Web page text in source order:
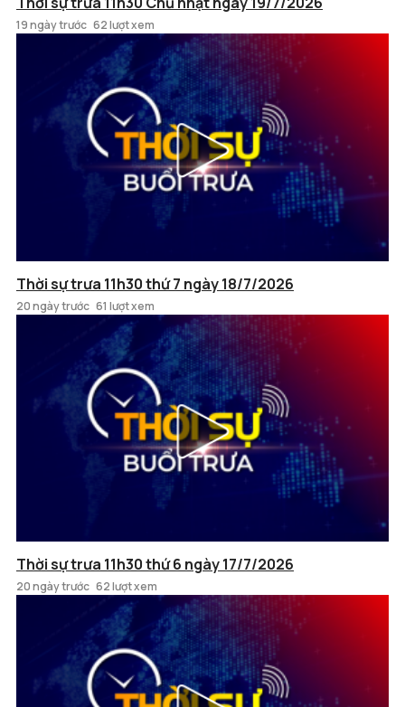
19 ngày trước 62 lượt xem
Thời sự trưa 11h30 thứ 7 ngày 18/7/2026
20 ngày trước 61 lượt xem
Thời sự trưa 11h30 thứ 6 ngày 17/7/2026
20 ngày trước 62 lượt xem